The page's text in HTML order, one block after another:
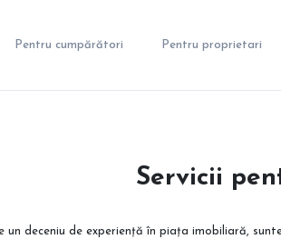
Pentru cumpărători Pentru proprietari
Servicii
un deceniu de experiență în piața imobiliară,